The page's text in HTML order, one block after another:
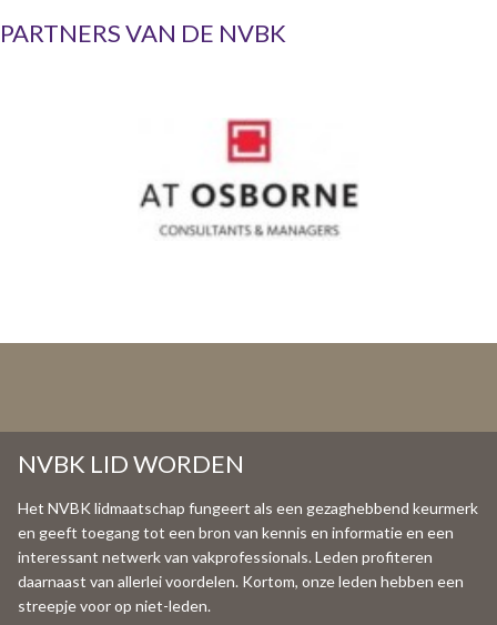
t
PARTNERS VAN DE NVBK
NVBK LID WORDEN
Het NVBK lidmaatschap fungeert als een gezaghebbend keurmerk
en geeft toegang tot een bron van kennis en informatie en een
interessant netwerk van vakprofessionals. Leden profiteren
daarnaast van allerlei voordelen. Kortom, onze leden hebben een
streepje voor op niet-leden.
Inloggen